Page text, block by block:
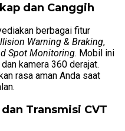
dan Canggih
berbagai fitur
Warning & Braking,
Spot Monitoring. Mobil ini
dan kamera 360 derajat.
rasa aman Anda saat
Transmisi CVT